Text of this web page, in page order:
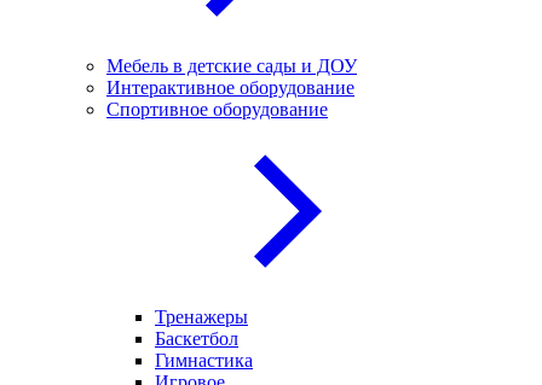
Мебель в детские сады и ДОУ
Интерактивное оборудование
Спортивное оборудование
Тренажеры
Баскетбол
Гимнастика